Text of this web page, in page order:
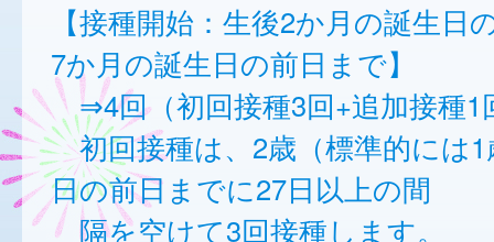
【接種開始：生後2か月の誕生日
7か月の誕生日の前日まで】
⇒4回（初回接種3回+追加接種1
初回接種は、2歳（標準的には1
日の前日までに27日以上の間
隔を空けて3回接種します。